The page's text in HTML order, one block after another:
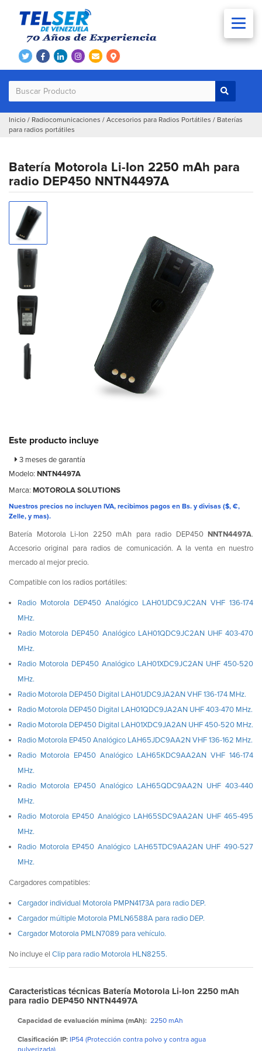
Inicio / Radiocomunicaciones / Accesorios para Radios Portátiles / Baterías
para radios portátiles
Batería Motorola Li-Ion 2250 mAh para
radio DEP450 NNTN4497A
Este producto incluye
3 meses de garantía
Modelo: NNTN4497A
Marca: MOTOROLA SOLUTIONS
Nuestros precios no incluyen IVA, recibimos pagos en Bs. y divisas ($, €,
Zelle, y mas).
Batería Motorola Li-Ion 2250 mAh para radio DEP450 NNTN4497A.
Accesorio original para radios de comunicación. A la venta en nuestro
mercado al mejor precio.
Compatible con los radios portátiles:
Radio Motorola DEP450 Analógico LAH01JDC9JC2AN VHF 136-174
MHz.
Radio Motorola DEP450 Analógico LAH01QDC9JC2AN UHF 403-470
MHz.
Radio Motorola DEP450 Analógico LAH01XDC9JC2AN UHF 450-520
MHz.
Radio Motorola DEP450 Digital LAH01JDC9JA2AN VHF 136-174 MHz.
Radio Motorola DEP450 Digital LAH01QDC9JA2AN UHF 403-470 MHz.
Radio Motorola DEP450 Digital LAH01XDC9JA2AN UHF 450-520 MHz.
Radio Motorola EP450 Analógico LAH65JDC9AA2N VHF 136-162 MHz.
Radio Motorola EP450 Analógico LAH65KDC9AA2AN VHF 146-174
MHz.
Radio Motorola EP450 Analógico LAH65QDC9AA2N UHF 403-440
MHz.
Radio Motorola EP450 Analógico LAH65SDC9AA2AN UHF 465-495
MHz.
Radio Motorola EP450 Analógico LAH65TDC9AA2AN UHF 490-527
MHz.
Cargadores compatibles:
Cargador individual Motorola PMPN4173A para radio DEP.
Cargador múltiple Motorola PMLN6588A para radio DEP.
Cargador Motorola PMLN7089 para vehículo.
No incluye el Clip para radio Motorola HLN8255.
Caracteristicas técnicas Batería Motorola Li-Ion 2250 mAh
para radio DEP450 NNTN4497A
Capacidad de evaluación mínima (mAh): 2250 mAh
Clasificación IP: IP54 (Protección contra polvo y contra agua